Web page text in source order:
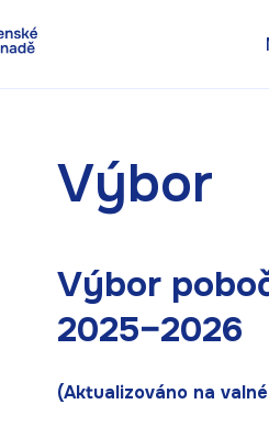
Výbor
Výbor
2025–2026
(Aktualizováno na